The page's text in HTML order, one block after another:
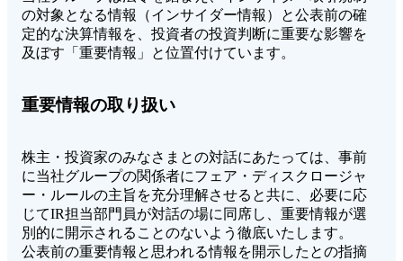
の対象となる情報（インサイダー情報）と公表前の確
定的な決算情報を、投資者の投資判断に重要な影響を
及ぼす「重要情報」と位置付けています。
重要情報の取り扱い
株主・投資家のみなさまとの対話にあたっては、事前
に当社グループの関係者にフェア・ディスクロージャ
ー・ルールの主旨を充分理解させると共に、必要に応
じてIR担当部門員が対話の場に同席し、重要情報が選
別的に開示されることのないよう徹底いたします。
公表前の重要情報と思われる情報を開示したとの指摘